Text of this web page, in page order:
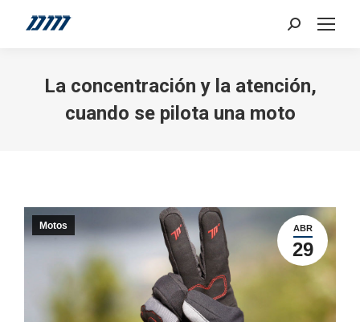
Search:
La concentración y la atención,
cuando se pilota una moto
ABR
29
Motos